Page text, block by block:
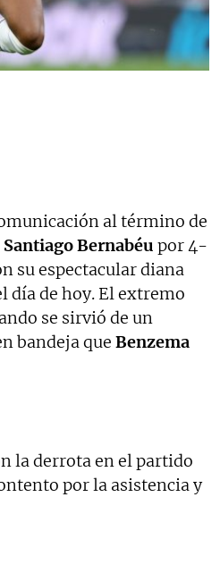
al término de
Santiago Bernabéu por 4-
su espectacular diana
día de hoy. El extremo
se sirvió de un
bandeja que Benzema
la derrota en el partido
por la asistencia y